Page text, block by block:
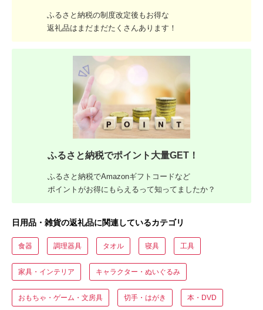
ふるさと納税の制度改定後もお得な
返礼品はまだまだたくさんあります！
ふるさと納税でポイント大量GET！
ふるさと納税でAmazonギフトコードなど
ポイントがお得にもらえるって知ってましたか？
日用品・雑貨の返礼品に関連しているカテゴリ
食器 調理器具 タオル 寝具 工具
家具・インテリア キャラクター・ぬいぐるみ
おもちゃ・ゲーム・文房具 切手・はがき 本・DVD